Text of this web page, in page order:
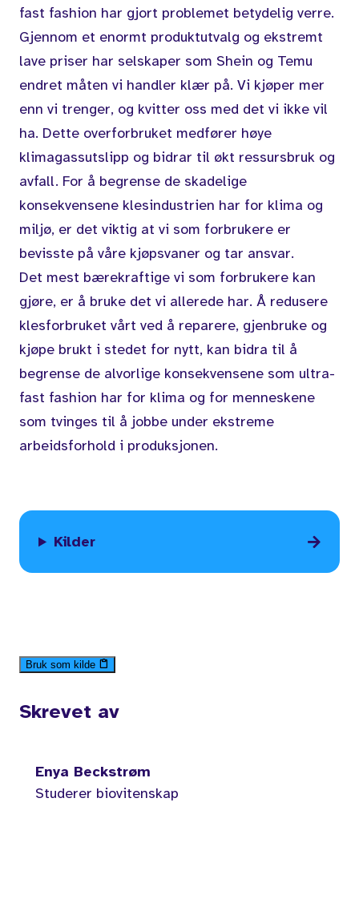
fast fashion har gjort problemet betydelig verre.
Gjennom et enormt produktutvalg og ekstremt
lave priser har selskaper som Shein og Temu
endret måten vi handler klær på. Vi kjøper mer
enn vi trenger, og kvitter oss med det vi ikke vil
ha. Dette overforbruket medfører høye
klimagassutslipp og bidrar til økt ressursbruk og
avfall. For å begrense de skadelige
konsekvensene klesindustrien har for klima og
miljø, er det viktig at vi som forbrukere er
bevisste på våre kjøpsvaner og tar ansvar.
Det mest bærekraftige vi som forbrukere kan
gjøre, er å bruke det vi allerede har. Å redusere
klesforbruket vårt ved å reparere, gjenbruke og
kjøpe brukt i stedet for nytt, kan bidra til å
begrense de alvorlige konsekvensene som ultra-
fast fashion har for klima og for menneskene
som tvinges til å jobbe under ekstreme
arbeidsforhold i produksjonen.
Kilder
Bruk som kilde
Skrevet av
Enya Beckstrøm
Studerer biovitenskap